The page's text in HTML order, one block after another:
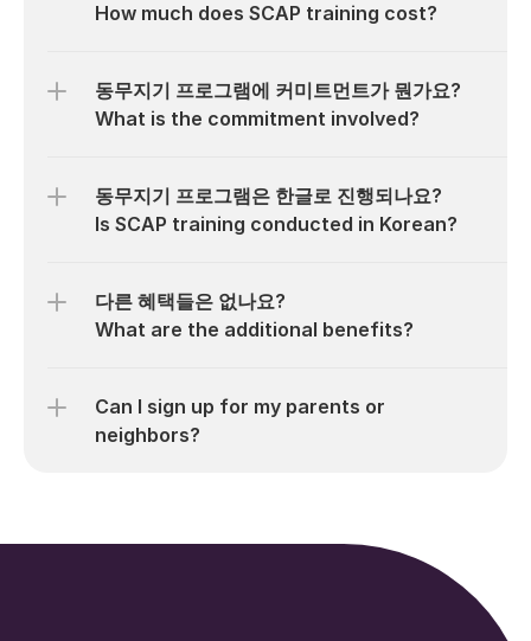
How much does SCAP training cost?
동무지기 프로그램에 커미트먼트가 뭔가요?
What is the commitment involved?
동무지기 프로그램은 한글로 진행되나요?
Is SCAP training conducted in Korean?
다른 혜택들은 없나요?
What are the additional benefits?
Can I sign up for my parents or
neighbors?